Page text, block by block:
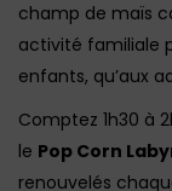
champ de maïs
activité familiale
enfants, qu’aux
Comptez 1h30 à
le Pop Corn
renouvelés